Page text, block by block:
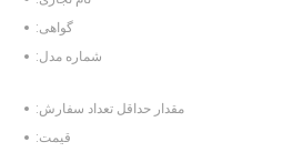
گواهی:
شماره مدل:
مقدار حداقل تعداد سفارش:
قیمت: